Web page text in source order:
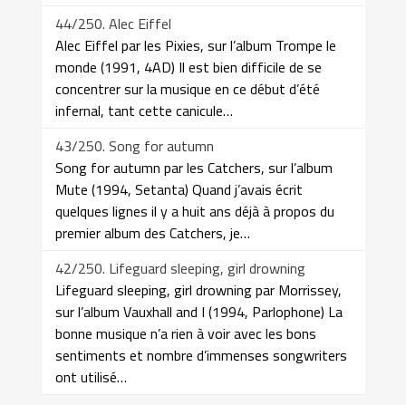
44/250. Alec Eiffel
Alec Eiffel par les Pixies, sur l’album Trompe le
monde (1991, 4AD) Il est bien difficile de se
concentrer sur la musique en ce début d’été
infernal, tant cette canicule…
43/250. Song for autumn
Song for autumn par les Catchers, sur l’album
Mute (1994, Setanta) Quand j’avais écrit
quelques lignes il y a huit ans déjà à propos du
premier album des Catchers, je…
42/250. Lifeguard sleeping, girl drowning
Lifeguard sleeping, girl drowning par Morrissey,
sur l’album Vauxhall and I (1994, Parlophone) La
bonne musique n’a rien à voir avec les bons
sentiments et nombre d’immenses songwriters
ont utilisé…